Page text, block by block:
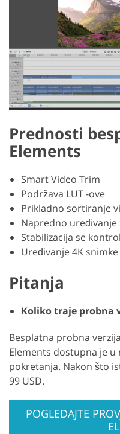
Prednosti
Elements
Smart Video Trim
Podržava LUT -ove
Prikladno sortiranje
Napredno uređivanje
Stabilizacija se
Uređivanje 4K snimke
Pitanja
Koliko traje probna
Besplatna probna
Elements dostupna je
pokretanja. Nakon što
99 USD.
POGLEDAJTE